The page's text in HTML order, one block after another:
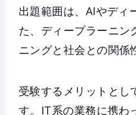
出題範囲は、AIやディ
た、ディープラーニン
ニングと社会との関係
受験するメリットとし
す。IT系の業務に携わ